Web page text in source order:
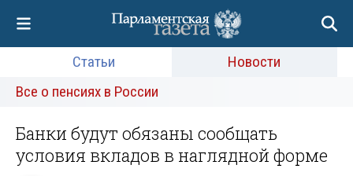
Статьи
Новости
Все о пенсиях в России
Банки будут обязаны сообщать
условия вкладов в наглядной форме